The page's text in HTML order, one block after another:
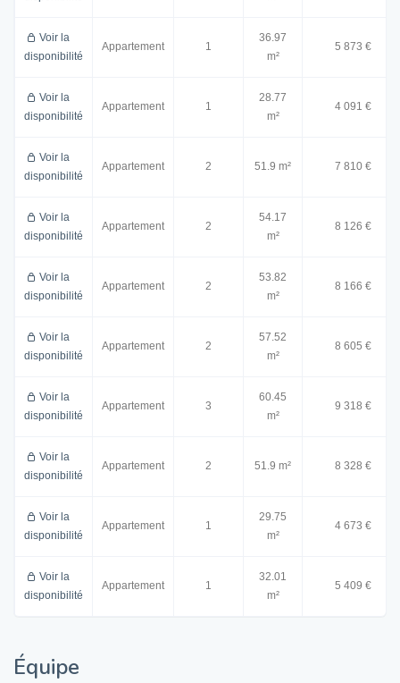
Voir la
disponibilité
Appartement 1
36.97
m²
5 873 €
Voir la
disponibilité
Appartement 1
28.77
m²
4 091 €
Voir la
disponibilité
Appartement 2 51.9 m² 7 810 €
Voir la
disponibilité
Appartement 2
54.17
m²
8 126 €
Voir la
disponibilité
Appartement 2
53.82
m²
8 166 €
Voir la
disponibilité
Appartement 2
57.52
m²
8 605 €
Voir la
disponibilité
Appartement 3
60.45
m²
9 318 €
Voir la
disponibilité
Appartement 2 51.9 m² 8 328 €
Voir la
disponibilité
Appartement 1
29.75
m²
4 673 €
Voir la
disponibilité
Appartement 1
32.01
m²
5 409 €
Équipe